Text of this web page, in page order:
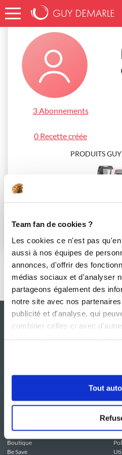
Team fan de cookies ?
Les cookies ce n'est pas
aussi à nos équipes de
annonces, d'offrir des
médias sociaux et d'analyser
partageons également des
notre site avec nos
publicité et d'analyse, qui
combiner celles-ci avec
Tout
Accueil laetitiad_4a39
3 Abonnements
0 Recette créée
PRODUITS
NOS SITES
Le Mag'
Boutique
Be Save